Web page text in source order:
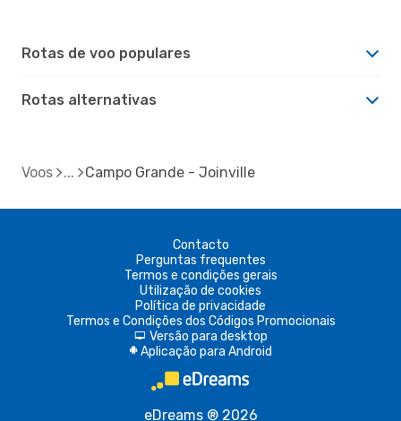
Rotas de voo populares
Rotas alternativas
Voos Campo Grande - Joinville
Contacto
Perguntas frequentes
Termos e condições gerais
Utilização de cookies
Política de privacidade
Termos e Condições dos Códigos Promocionais
d Versão para desktop
A Aplicação para Android
eDreams ® 2026